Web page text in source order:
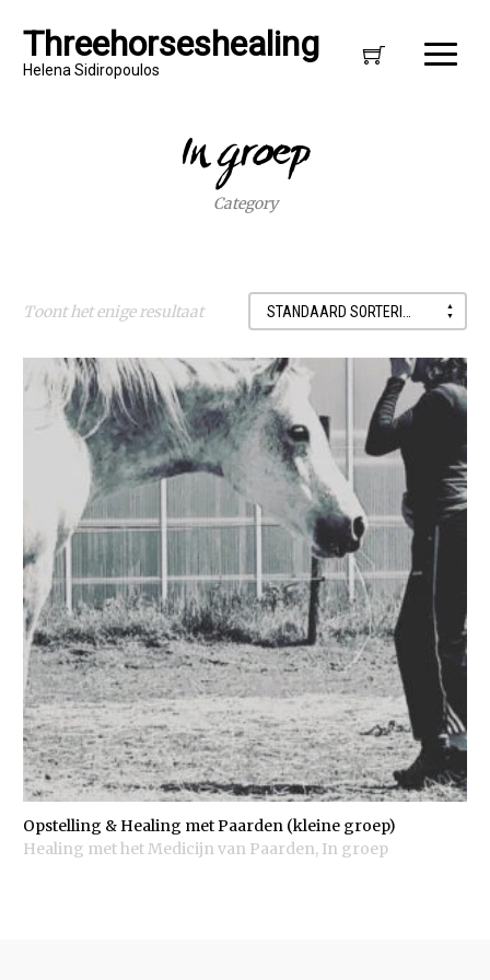
Threehorseshealing
Helena Sidiropoulos
In groep
Category
Toont het enige resultaat
Opstelling & Healing met Paarden (kleine groep)
Healing met het Medicijn van Paarden, In groep